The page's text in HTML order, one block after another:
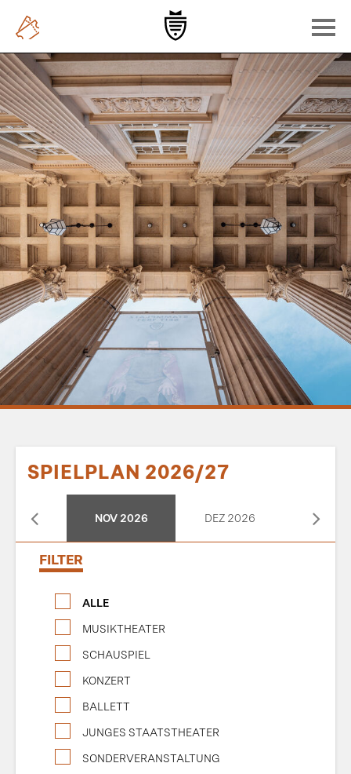
SPIELPLAN 2026/27
2026 NOV 2026 DEZ 2026 JAN
FILTER
ALLE
MUSIKTHEATER
SCHAUSPIEL
KONZERT
BALLETT
JUNGES STAATSTHEATER
SONDERVERANSTALTUNG